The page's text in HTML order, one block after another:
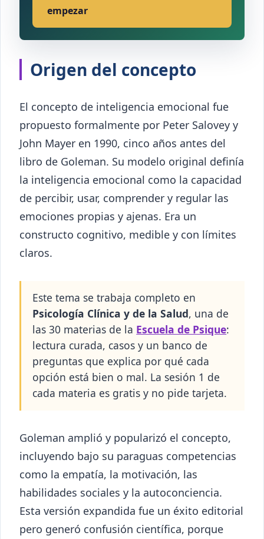
empezar
Origen del concepto
El concepto de inteligencia emocional fue
propuesto formalmente por Peter Salovey y
John Mayer en 1990, cinco años antes del
libro de Goleman. Su modelo original definía
la inteligencia emocional como la capacidad
de percibir, usar, comprender y regular las
emociones propias y ajenas. Era un
constructo cognitivo, medible y con límites
claros.
Este tema se trabaja completo en
Psicología Clínica y de la Salud, una de
las 30 materias de la Escuela de Psique:
lectura curada, casos y un banco de
preguntas que explica por qué cada
opción está bien o mal. La sesión 1 de
cada materia es gratis y no pide tarjeta.
Goleman amplió y popularizó el concepto,
incluyendo bajo su paraguas competencias
como la empatía, la motivación, las
habilidades sociales y la autoconciencia.
Esta versión expandida fue un éxito editorial
pero generó confusión científica, porque